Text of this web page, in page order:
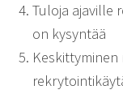
Tuloja ajaville
on kysyntää